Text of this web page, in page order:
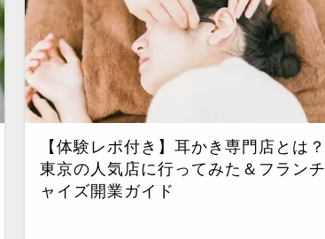
【体験レポ付き】耳かき専門店とは？
東京の人気店に行ってみた＆フランチ
ャイズ開業ガイド